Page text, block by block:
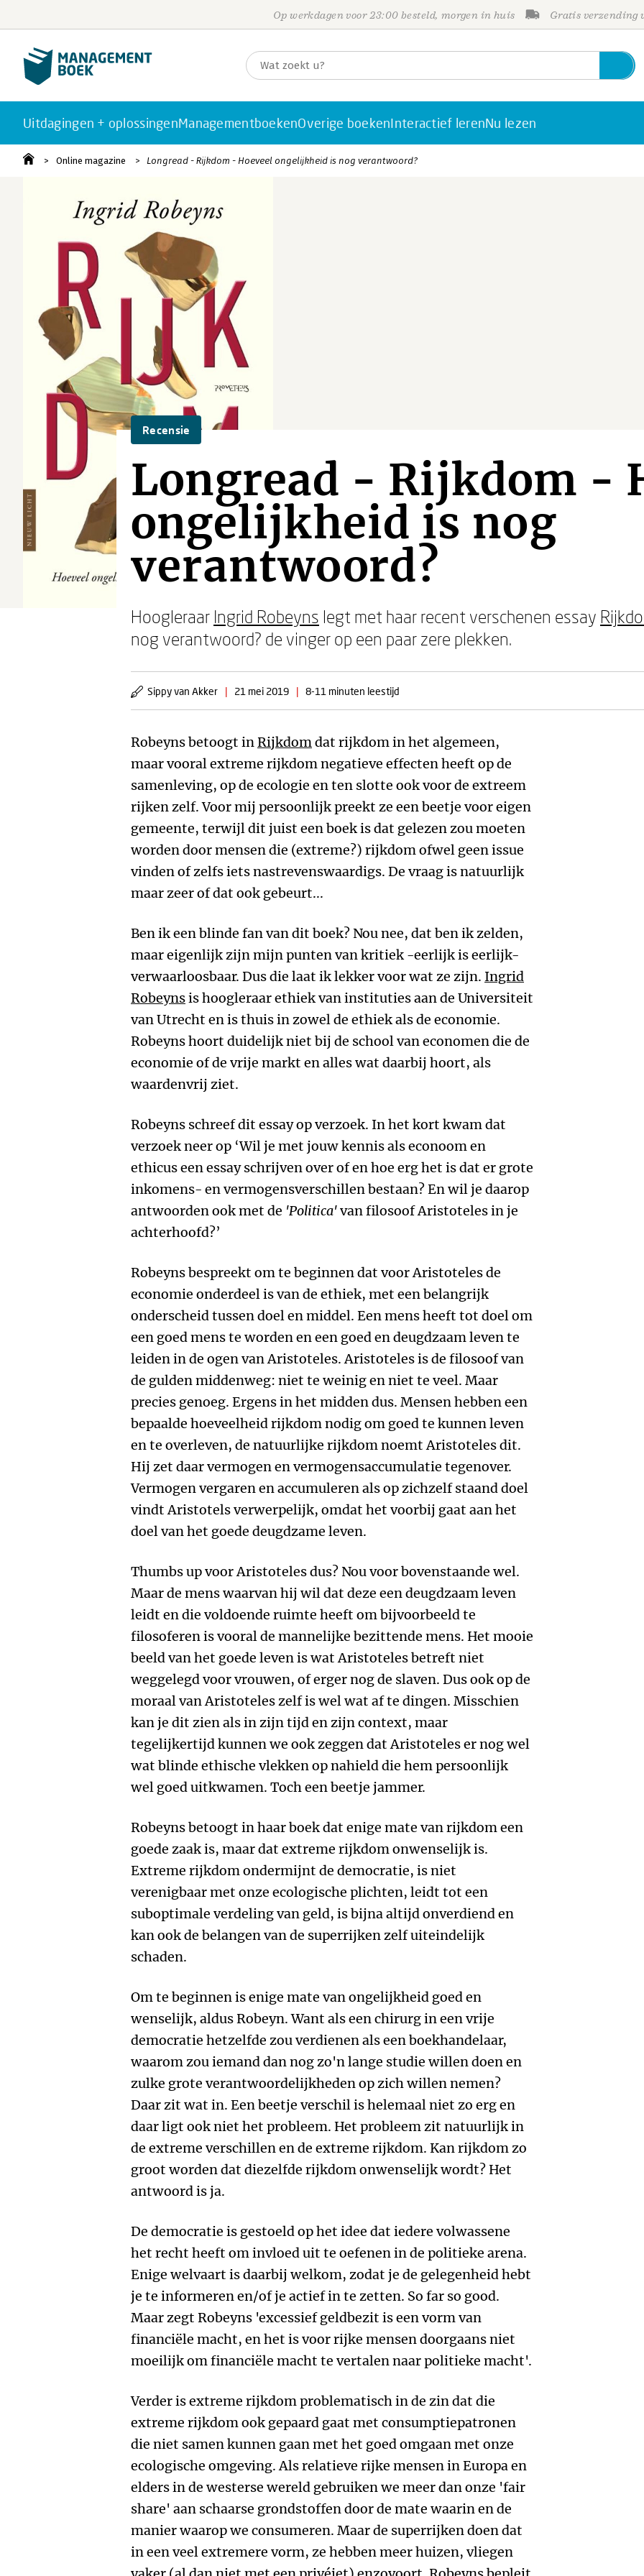
Op werkdagen voor 23:00 besteld, morgen in huis Gratis verzending
Uitdagingen + oplossingenManagementboekenOverige boekenInteractief lerenNu lezen
Online magazine Longread - Rijkdom - Hoeveel ongelijkheid is nog verantwoord?
Recensie
Longread - Rijkdom -
ongelijkheid is nog
verantwoord?
Hoogleraar Ingrid Robeyns legt met haar recent verschenen essay
nog verantwoord? de vinger op een paar zere plekken.
Sippy van Akker | 21 mei 2019 | 8-11 minuten leestijd
Robeyns betoogt inRijkdomdat rijkdom in het algemeen,
maar vooral extreme rijkdom negatieve effecten heeft op de
samenleving, op de ecologie en ten slotte ook voor de extreem
rijken zelf. Voor mij persoonlijk preekt ze een beetje voor eigen
gemeente, terwijl dit juist een boek is dat gelezen zou moeten
worden door mensen die (extreme?) rijkdom ofwel geen issue
vinden of zelfs iets nastrevenswaardigs. De vraag is natuurlijk
maar zeer of dat ook gebeurt...
Ben ik een blinde fan van dit boek? Nou nee, dat ben ik zelden,
maar eigenlijk zijn mijn punten van kritiek -eerlijk is eerlijk-
verwaarloosbaar. Dus die laat ik lekker voor wat ze zijn. Ingrid
Robeynsis hoogleraar ethiek van instituties aan de Universiteit
van Utrecht en is thuis in zowel de ethiek als de economie.
Robeyns hoort duidelijk niet bij de school van economen die de
economie of de vrije markt en alles wat daarbij hoort, als
waardenvrij ziet.
Robeyns schreef dit essay op verzoek. In het kort kwam dat
verzoek neer op ‘Wil je met jouw kennis als econoom en
ethicus een essay schrijven over of en hoe erg het is dat er grote
inkomens- en vermogensverschillen bestaan? En wil je daarop
antwoorden ook met de 'Politica'van filosoof Aristoteles in je
achterhoofd?’
Robeyns bespreekt om te beginnen dat voor Aristoteles de
economie onderdeel is van de ethiek, met een belangrijk
onderscheid tussen doel en middel. Een mens heeft tot doel om
een goed mens te worden en een goed en deugdzaam leven te
leiden in de ogen van Aristoteles. Aristoteles is de filosoof van
de gulden middenweg: niet te weinig en niet te veel. Maar
precies genoeg. Ergens in het midden dus. Mensen hebben een
bepaalde hoeveelheid rijkdom nodig om goed te kunnen leven
en te overleven, de natuurlijke rijkdom noemt Aristoteles dit.
Hij zet daar vermogen en vermogensaccumulatie tegenover.
Vermogen vergaren en accumuleren als op zichzelf staand doel
vindt Aristotels verwerpelijk, omdat het voorbij gaat aan het
doel van het goede deugdzame leven.
Thumbs up voor Aristoteles dus? Nou voor bovenstaande wel.
Maar de mens waarvan hij wil dat deze een deugdzaam leven
leidt en die voldoende ruimte heeft om bijvoorbeeld te
filosoferen is vooral de mannelijke bezittende mens. Het mooie
beeld van het goede leven is wat Aristoteles betreft niet
weggelegd voor vrouwen, of erger nog de slaven. Dus ook op de
moraal van Aristoteles zelf is wel wat af te dingen. Misschien
kan je dit zien als in zijn tijd en zijn context, maar
tegelijkertijd kunnen we ook zeggen dat Aristoteles er nog wel
wat blinde ethische vlekken op nahield die hem persoonlijk
wel goed uitkwamen. Toch een beetje jammer.
Robeyns betoogt in haar boek dat enige mate van rijkdom een
goede zaak is, maar dat extreme rijkdom onwenselijk is.
Extreme rijkdom ondermijnt de democratie, is niet
verenigbaar met onze ecologische plichten, leidt tot een
suboptimale verdeling van geld, is bijna altijd onverdiend en
kan ook de belangen van de superrijken zelf uiteindelijk
schaden.
Om te beginnen is enige mate van ongelijkheid goed en
wenselijk, aldus Robeyn. Want als een chirurg in een vrije
democratie hetzelfde zou verdienen als een boekhandelaar,
waarom zou iemand dan nog zo'n lange studie willen doen en
zulke grote verantwoordelijkheden op zich willen nemen?
Daar zit wat in. Een beetje verschil is helemaal niet zo erg en
daar ligt ook niet het probleem. Het probleem zit natuurlijk in
de extreme verschillen en de extreme rijkdom. Kan rijkdom zo
groot worden dat diezelfde rijkdom onwenselijk wordt? Het
antwoord is ja.
De democratie is gestoeld op het idee dat iedere volwassene
het recht heeft om invloed uit te oefenen in de politieke arena.
Enige welvaart is daarbij welkom, zodat je de gelegenheid hebt
je te informeren en/of je actief in te zetten. So far so good.
Maar zegt Robeyns 'excessief geldbezit is een vorm van
financiële macht, en het is voor rijke mensen doorgaans niet
moeilijk om financiële macht te vertalen naar politieke macht'.
Verder is extreme rijkdom problematisch in de zin dat die
extreme rijkdom ook gepaard gaat met consumptiepatronen
die niet samen kunnen gaan met het goed omgaan met onze
ecologische omgeving. Als relatieve rijke mensen in Europa en
elders in de westerse wereld gebruiken we meer dan onze 'fair
share' aan schaarse grondstoffen door de mate waarin en de
manier waarop we consumeren. Maar de superrijken doen dat
in een veel extremere vorm, ze hebben meer huizen, vliegen